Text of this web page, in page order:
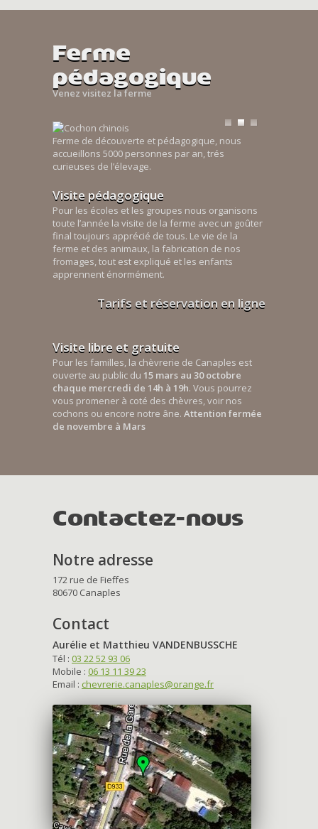
Ferme
pédagogique
Venez visitez la ferme
Ferme de découverte et pédagogique, nous
accueillons 5000 personnes par an, trés
curieuses de l’élevage.
Visite pédagogique
Pour les écoles et les groupes nous organisons
toute l’année la visite de la ferme avec un goûter
final toujours apprécié de tous. Le vie de la
ferme et des animaux, la fabrication de nos
fromages, tout est expliqué et les enfants
apprennent énormément.
Tarifs et réservation en ligne
Visite libre et gratuite
Pour les familles, la chèvrerie de Canaples est
ouverte au public du 15 mars au 30 octobre
chaque mercredi de 14h à 19h. Vous pourrez
vous promener à coté des chèvres, voir nos
cochons ou encore notre âne. Attention fermée
de novembre à Mars
Contactez-nous
Notre adresse
172 rue de Fieffes
80670 Canaples
Contact
Aurélie et Matthieu VANDENBUSSCHE
Tél : 03 22 52 93 06
Mobile : 06 13 11 39 23
Email : chevrerie.canaples@orange.fr